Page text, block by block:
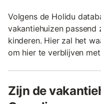
Volgens de Holidu
vakantiehuizen
kinderen. Hier zal het
om hier te verblijven
Zijn de